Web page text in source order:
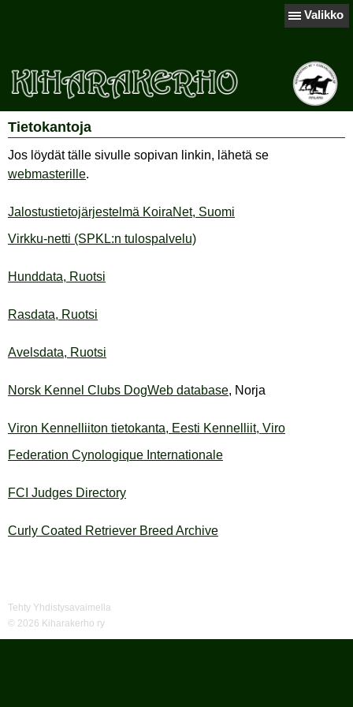
Valikko
Tietokantoja
Jos löydät tälle sivulle sopivan linkin, lähetä se
webmasterille.
Jalostustietojärjestelmä KoiraNet, Suomi
Virkku-netti (SPKL:n tulospalvelu)
Hunddata, Ruotsi
Rasdata, Ruotsi
Avelsdata, Ruotsi
Norsk Kennel Clubs DogWeb database, Norja
Viron Kennelliiton tietokanta, Eesti Kennelliit, Viro
Federation Cynologique I nternationale
FCI Judges Directory
Curly Coated Retriever Breed Archive
Tehty Yhdistysavaimella
© 2026 Kiharakerho ry